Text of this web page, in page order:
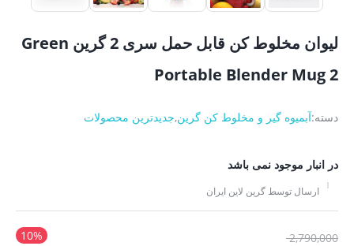
لیوان مخلوط کن قابل حمل سری 2 گرین Green
Portable Blender Mug 2
دسته:آبمیوه گیر و مخلوط کن گرین,جدیدترین محصولات
در انبار موجود نمی باشد
ارسال توسط گرین لاین ایران
10% 2,790,000قیمت